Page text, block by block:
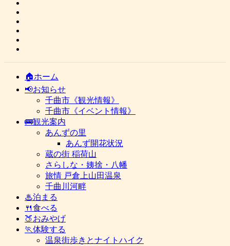
🏠ホーム
📢お知らせ
千曲市《観光情報》
千曲市《イベント情報》
🚌観光案内
あんずの里
あんず開花状況
蔵の街 稲荷山
さらしな・姨捨・八幡
旅情 戸倉上山田温泉
千曲川河畔
♨泊まる
🍴食べる
🍑おみやげ
🏃体験する
温泉街歩きとナイトハイク